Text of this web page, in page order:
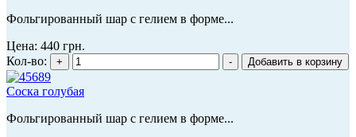
Фольгированный шар с гелием в форме...
Цена: 440 грн.
Кол-во:
Соска голубая
Фольгированный шар с гелием в форме...